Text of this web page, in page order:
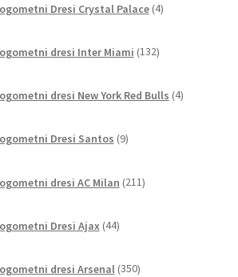
Dresi Crystal Palace 4izdelki
dresi Inter Miami 132izdelkov
dresi New York Red Bulls 4izdelki
Dresi Santos 9izdelkov
dresi AC Milan 211izdelkov
Dresi Ajax 44izdelkov
dresi Arsenal 350